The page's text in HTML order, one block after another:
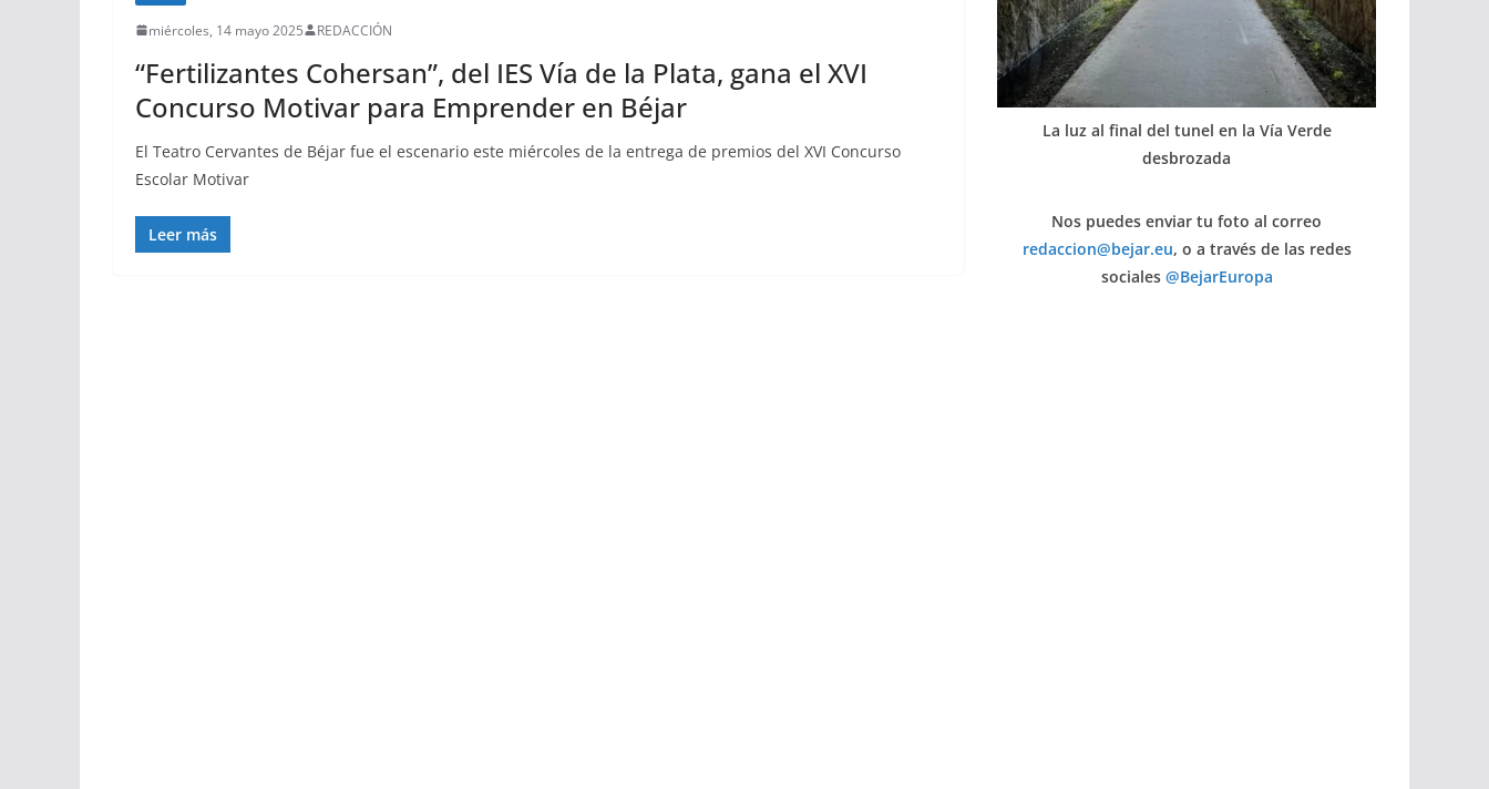
miércoles, 14 mayo 2025 REDACCIÓN
“Fertilizantes Cohersan”, del IES Vía de la Plata, gana el XVI
Concurso Motivar para Emprender en Béjar
El Teatro Cervantes de Béjar fue el escenario este miércoles de la entrega de premios del XVI Concurso
Escolar Motivar
Leer más
La luz al final del tunel en la Vía Verde
desbrozada
Nos puedes enviar tu foto al correo
redaccion@bejar.eu, o a través de las redes
sociales @BejarEuropa